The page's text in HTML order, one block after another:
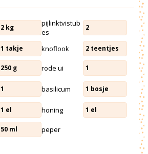
2 kg
pijlinktvistub
es
2
1 takje knoflook 2 teentjes
250 g rode ui 1
1 basilicum 1 bosje
1 el honing 1 el
50 ml peper